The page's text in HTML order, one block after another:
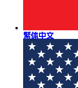
繁体中文